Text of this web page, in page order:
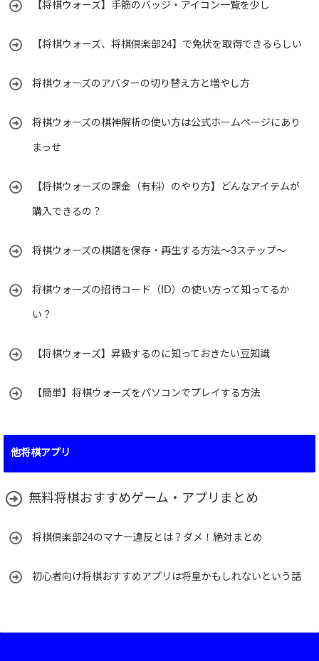
【将棋ウォーズ】手筋のバッジ・アイコン一覧を少し
【将棋ウォーズ、将棋倶楽部24】で免状を取得できるらしい
将棋ウォーズのアバターの切り替え方と増やし方
将棋ウォーズの棋神解析の使い方は公式ホームページにあり
まっせ
【将棋ウォーズの課金（有料）のやり方】どんなアイテムが
購入できるの？
将棋ウォーズの棋譜を保存・再生する方法～3ステップ～
将棋ウォーズの招待コード（ID）の使い方って知ってるか
い？
【将棋ウォーズ】昇級するのに知っておきたい豆知識
【簡単】将棋ウォーズをパソコンでプレイする方法
他将棋アプリ
無料将棋おすすめゲーム・アプリまとめ
将棋倶楽部24のマナー違反とは？ダメ！絶対まとめ
初心者向け将棋おすすめアプリは将皇かもしれないという話